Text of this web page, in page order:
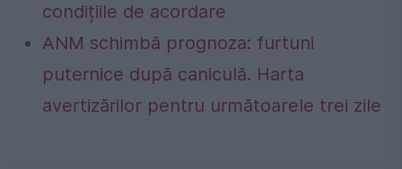
condițiile de acordare
ANM schimbă prognoza: furtuni
puternice după caniculă. Harta
avertizărilor pentru următoarele trei zile